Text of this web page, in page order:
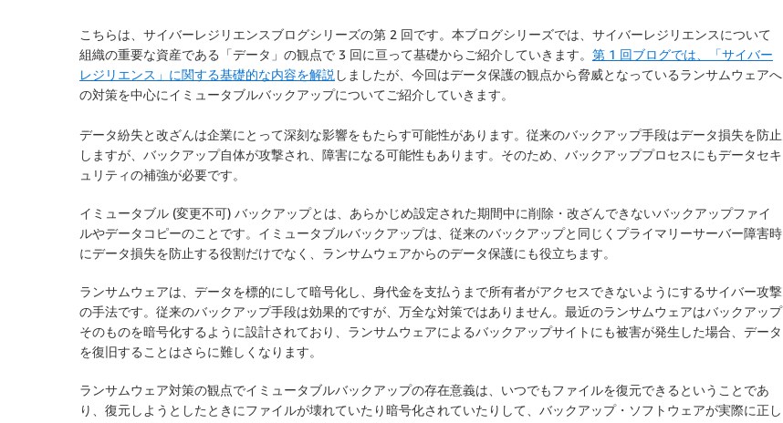
こちらは、サイバーレジリエンスブログシリーズの第 2 回です。本ブログシリーズでは、サイバーレジリエンスについて
組織の重要な資産である「データ」の観点で 3 回に亘って基礎からご紹介していきます。 第 1 回ブログでは、「サイバー
レジリエンス」に関する基礎的な内容を解説 しましたが、今回はデータ保護の観点から脅威となっているランサムウェアへ
の対策を中心にイミュータブルバックアップについてご紹介していきます。
データ紛失と改ざんは企業にとって深刻な影響をもたらす可能性があります。従来のバックアップ手段はデータ損失を防止
しますが、バックアップ自体が攻撃され、障害になる可能性もあります。そのため、バックアッププロセスにもデータセキ
ュリティの補強が必要です。
イミュータブル (変更不可) バックアップとは、あらかじめ設定された期間中に削除・改ざんできないバックアップファイ
ルやデータコピーのことです。イミュータブルバックアップは、従来のバックアップと同じくプライマリーサーバー障害時
にデータ損失を防止する役割だけでなく、ランサムウェアからのデータ保護にも役立ちます。
ランサムウェアは、データを標的にして暗号化し、身代金を支払うまで所有者がアクセスできないようにするサイバー攻撃
の手法です。従来のバックアップ手段は効果的ですが、万全な対策ではありません。最近のランサムウェアはバックアップ
そのものを暗号化するように設計されており、ランサムウェアによるバックアップサイトにも被害が発生した場合、データ
を復旧することはさらに難しくなります。
ランサムウェア対策の観点でイミュータブルバックアップの存在意義は、いつでもファイルを復元できるということであ
り、復元しようとしたときにファイルが壊れていたり暗号化されていたりして、バックアップ・ソフトウェアが実際に正し